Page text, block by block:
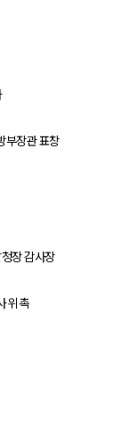
부장관 표창
장 감사장
위촉